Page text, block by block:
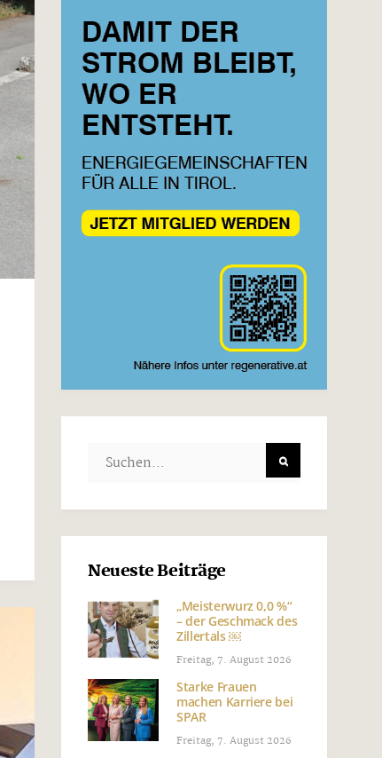
Neueste Beiträge
„Meisterwurz 0,0 %“
– der Geschmack des
Zillertals ￼
Freitag, 7. August 2026
Starke Frauen
machen Karriere bei
SPAR
Freitag, 7. August 2026